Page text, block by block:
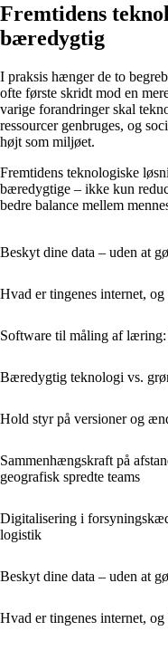
Fremtidens
bæredygtig
I praksis hænger de to
ofte første skridt mod en
varige forandringer skal
ressourcer genbruges, og
højt som miljøet.
Fremtidens teknologiske
bæredygtige – ikke kun
bedre balance mellem
Beskyt dine data – uden at
Hvad er tingenes internet,
Software til måling af
Bæredygtig teknologi vs.
Hold styr på versioner og
Sammenhængskraft på
geografisk spredte teams
Digitalisering i
logistik
Beskyt dine data – uden at
Hvad er tingenes internet,